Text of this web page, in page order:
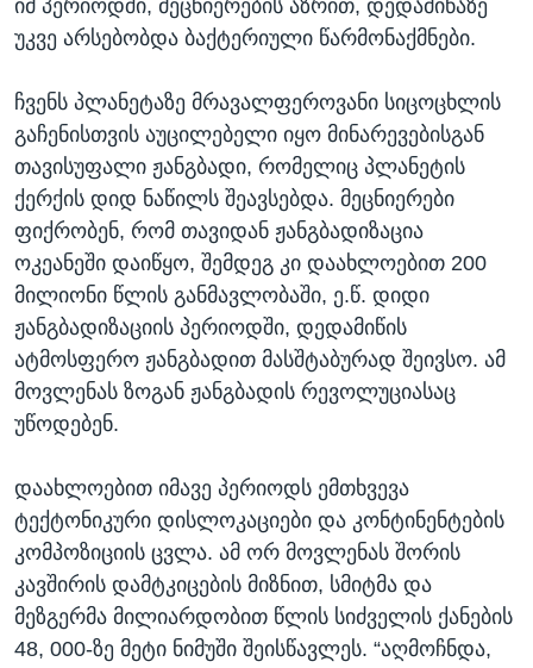
იმ პერიოდში, მეცნიერების აზრით, დედამიწაზე
უკვე არსებობდა ბაქტერიული წარმონაქმნები.
ჩვენს პლანეტაზე მრავალფეროვანი სიცოცხლის
გაჩენისთვის აუცილებელი იყო მინარევებისგან
თავისუფალი ჟანგბადი, რომელიც პლანეტის
ქერქის დიდ ნაწილს შეავსებდა. მეცნიერები
ფიქრობენ, რომ თავიდან ჟანგბადიზაცია
ოკეანეში დაიწყო, შემდეგ კი დაახლოებით 200
მილიონი წლის განმავლობაში, ე.წ. დიდი
ჟანგბადიზაციის პერიოდში, დედამიწის
ატმოსფერო ჟანგბადით მასშტაბურად შეივსო. ამ
მოვლენას ზოგან ჟანგბადის რევოლუციასაც
უწოდებენ.
დაახლოებით იმავე პერიოდს ემთხვევა
ტექტონიკური დისლოკაციები და კონტინენტების
კომპოზიციის ცვლა. ამ ორ მოვლენას შორის
კავშირის დამტკიცების მიზნით, სმიტმა და
მეზგერმა მილიარდობით წლის სიძველის ქანების
48, 000-ზე მეტი ნიმუში შეისწავლეს. “აღმოჩნდა,